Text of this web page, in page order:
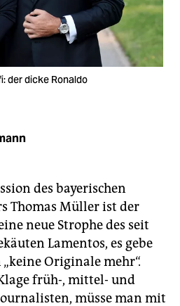
der dicke Ronaldo
des bayerischen
Thomas Müller ist der
neue Strophe des seit
Lamentos, es gebe
Originale mehr“.
Klage früh-, mittel- und
müsse man mit